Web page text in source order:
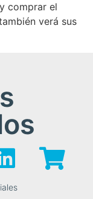
comprar el
verá sus